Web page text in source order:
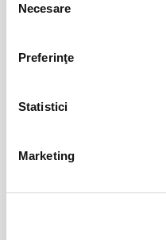
consimțământului
Necesare
Preferinţe
Statistici
Marketing
Bucuresti